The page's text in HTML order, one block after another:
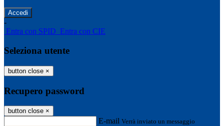
-
Entra con SPID Entra con CIE
Seleziona utente
button close ×
Recupero password
button close ×
E-mail Verrà inviato un messaggio